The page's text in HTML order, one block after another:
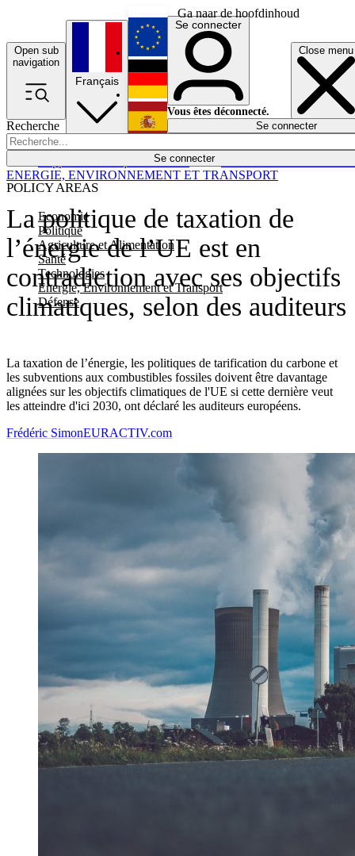
Ga naar de hoofdinhoud
Open sub
navigation
Close menu
Recherche
Se connecter
POLICY AREAS
Economie
Politique
Agriculture et Alimentation
Santé
Technologies
Energie, Environnement et Transport
Défense
Économie
Français
English
Deutsch
Español
Se connecter
Vous êtes déconnecté.
Se connecter
La politique de taxation de
l’énergie de l’UE est en
contradiction avec ses objectifs
climatiques, selon des auditeurs
La taxation de l’énergie, les politiques de tarification du carbone et
les subventions aux combustibles fossiles doivent être davantage
alignées sur les objectifs climatiques de l'UE si cette dernière veut
les atteindre d'ici 2030, ont déclaré les auditeurs européens.
ENERGIE, ENVIRONNEMENT ET TRANSPORT
Frédéric SimonEURACTIV.com